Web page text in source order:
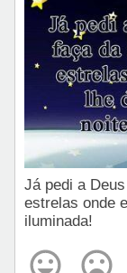
Já pedi a
estrelas onde
iluminada!